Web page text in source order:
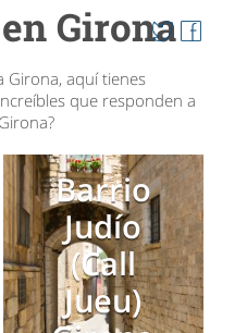
Girona
Girona, aquí tienes
que responden a
Barrio
Judío
(Call
Jueu)